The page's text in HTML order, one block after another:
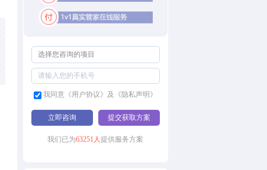
我同意《用户协议》及《隐私声明》
立即咨询 提交获取方案
我们已为63251人提供服务方案